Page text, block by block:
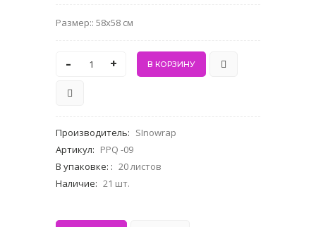
Размер:: 58x58 см
- +
Производитель: SInowrap
Артикул: PPQ -09
В упаковке: : 20 листов
Наличие: 21 шт.